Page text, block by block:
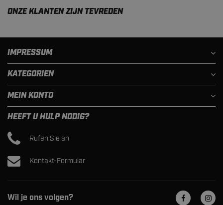
ONZE KLANTEN ZIJN TEVREDEN
IMPRESSUM
KATEGORIEN
MEIN KONTO
HEEFT U HULP NODIG?
Rufen Sie an
Kontakt-Formular
Wil je ons volgen?